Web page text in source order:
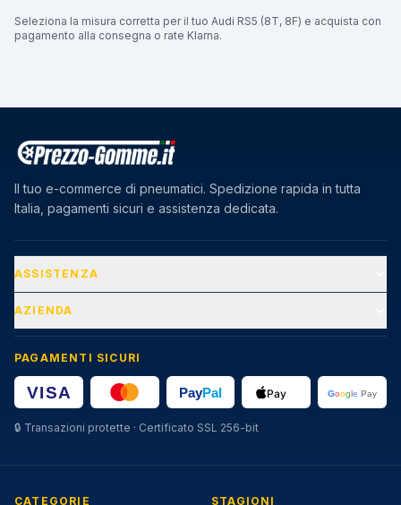
Seleziona la misura corretta per il tuo Audi RS5 (8T, 8F) e acquista con
pagamento alla consegna o rate Klarna.
Il tuo e-commerce di pneumatici. Spedizione rapida in tutta
Italia, pagamenti sicuri e assistenza dedicata.
ASSISTENZA
AZIENDA
PAGAMENTI SICURI
🔒 Transazioni protette · Certificato SSL 256-bit
CATEGORIE STAGIONI